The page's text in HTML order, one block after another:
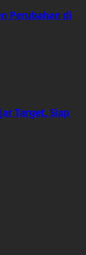
Perubahan di
Target, Siap